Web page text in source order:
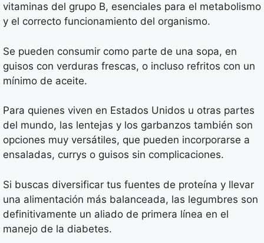
vitaminas del grupo B, esenciales para el metabolismo
y el correcto funcionamiento del organismo.
Se pueden consumir como parte de una sopa, en
guisos con verduras frescas, o incluso refritos con un
mínimo de aceite.
Para quienes viven en Estados Unidos u otras partes
del mundo, las lentejas y los garbanzos también son
opciones muy versátiles, que pueden incorporarse a
ensaladas, currys o guisos sin complicaciones.
Si buscas diversificar tus fuentes de proteína y llevar
una alimentación más balanceada, las legumbres son
definitivamente un aliado de primera línea en el
manejo de la diabetes.